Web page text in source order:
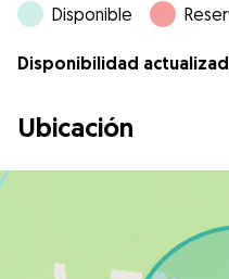
Disponible
Disponibilidad
Ubicación